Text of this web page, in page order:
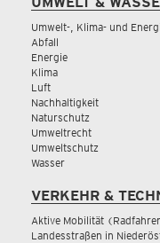
Umwelt-, Klima- und
Abfall
Energie
Klima
Luft
Nachhaltigkeit
Naturschutz
Umweltrecht
Umweltschutz
Wasser
VERKEHR &
Aktive Mobilität
Landesstraßen in